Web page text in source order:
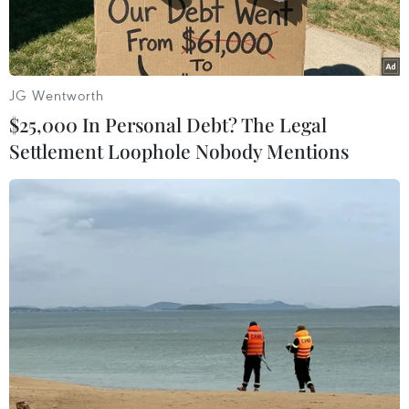
Hàng hóa Trung Quốc xếp tại cảng Long Beach ở California,
Mỹ. (Ảnh: AFP/TTXVN)
Văn phòng Thống kê Liên bang Đức (Destatis)
mới đây cho biết năm 2020 Trung Quốc tiếp tục
JG Wentworth
$25,000 In Personal Debt? The Legal
Settlement Loophole Nobody Mentions